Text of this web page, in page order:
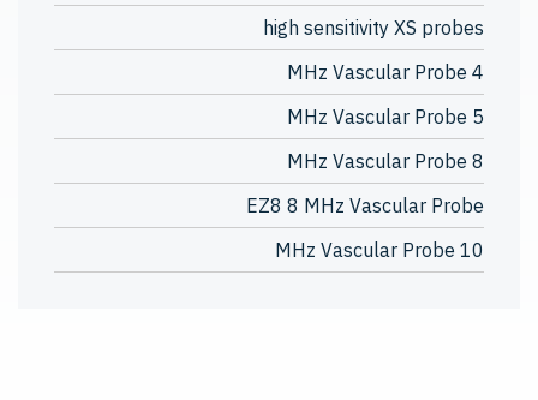
high sensitivity XS probes
4 MHz Vascular Probe
5 MHz Vascular Probe
8 MHz Vascular Probe
EZ8 8 MHz Vascular Probe
10 MHz Vascular Probe